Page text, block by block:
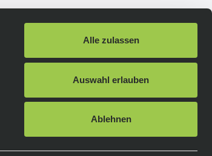
Alle zulassen
Auswahl erlauben
Ablehnen
Schneller Versand:
DHL Express